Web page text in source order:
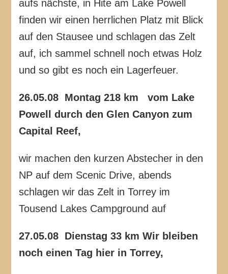
aufs nächste, in Hite am Lake Powell
finden wir einen herrlichen Platz mit Blick
auf den Stausee und schlagen das Zelt
auf, ich sammel schnell noch etwas Holz
und so gibt es noch ein Lagerfeuer.
26.05.08 Montag 218 km vom Lake
Powell durch den Glen Canyon zum
Capital Reef,
wir machen den kurzen Abstecher in den
NP auf dem Scenic Drive, abends
schlagen wir das Zelt in Torrey im
Tousend Lakes Campground auf
27.05.08 Dienstag 33 km Wir bleiben
noch einen Tag hier in Torrey,